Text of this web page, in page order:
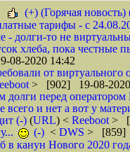
(+) (Горячая новость)
тарифы - с
- долги-то не
хлеба, пока честные
2020 14:42
от виртуального
> [902] 19-08-2020
долги перед
всего и нет а вот у
(-) (URL) < Reeboot >
(-) < DWS > [859]
канун Нового 2020